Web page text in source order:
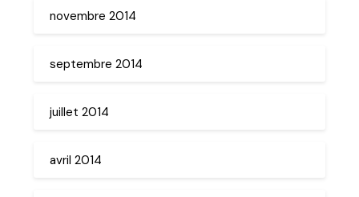
novembre 2014
septembre 2014
juillet 2014
avril 2014